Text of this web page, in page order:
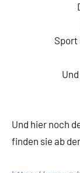
Sport
Und hier noch
finden sie ab